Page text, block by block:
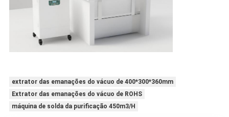
extrator das emanações do vácuo de 400*300*360mm
Extrator das emanações do vácuo de ROHS
máquina de solda da purificação 450m3/H